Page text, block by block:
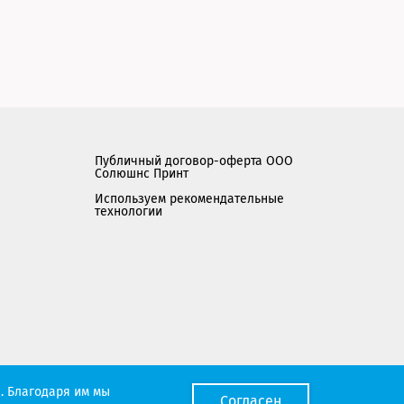
Публичный договор-оферта ООО
Солюшнс Принт
Используем рекомендательные
технологии
Мы работаем с порталом поставщиков
Благодаря им мы